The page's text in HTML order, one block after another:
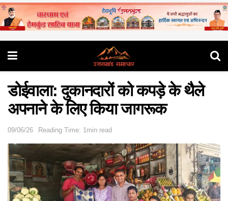
डोईवाला: दुकानदारों को कपड़े के थैले
अपनाने के लिए किया जागरूक
09/06/26 Reading Time: 1min read